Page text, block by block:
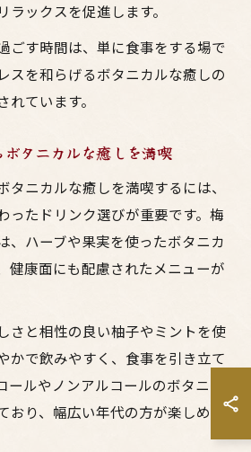
ラックスを促進します。
ごす時間は、単に食事をする場で
スを和らげるボタニカルな癒しの
ています。
タニカルな癒しを満喫
タニカルな癒しを満喫するには、
ったドリンク選びが重要です。梅
、ハーブや果実を使ったボタニカ
健康面にも配慮されたメニューが
さと相性の良い柚子やミントを使
かで飲みやすく、食事を引き立て
ールやノンアルコールのボタニカ
おり、幅広い年代の方が楽しめる